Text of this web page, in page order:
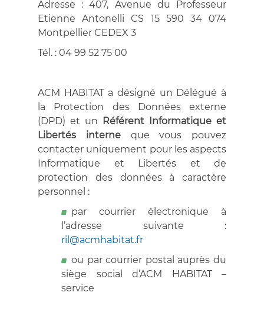
Adresse : 407, Avenue du Professeur
Etienne Antonelli CS 15 590 34 074
Montpellier CEDEX 3
Tél. : 04 99 52 75 00
ACM HABITAT a désigné un Délégué à
la Protection des Données externe
(DPD) et un Référent Informatique et
Libertés interne que vous pouvez
contacter uniquement pour les aspects
Informatique et Libertés et de
protection des données à caractère
personnel :
par courrier électronique à
l’adresse suivante :
ril@acmhabitat.fr
ou par courrier postal auprès du
siège social d’ACM HABITAT –
service